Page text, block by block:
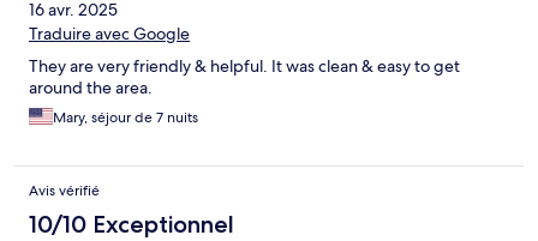
16 avr. 2025
Traduire avec Google
They are very friendly & helpful. It was clean & easy to get
around the area.
Mary, séjour de 7 nuits
Avis vérifié
10/10 Exceptionnel